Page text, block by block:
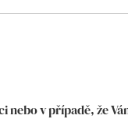
v případě, že